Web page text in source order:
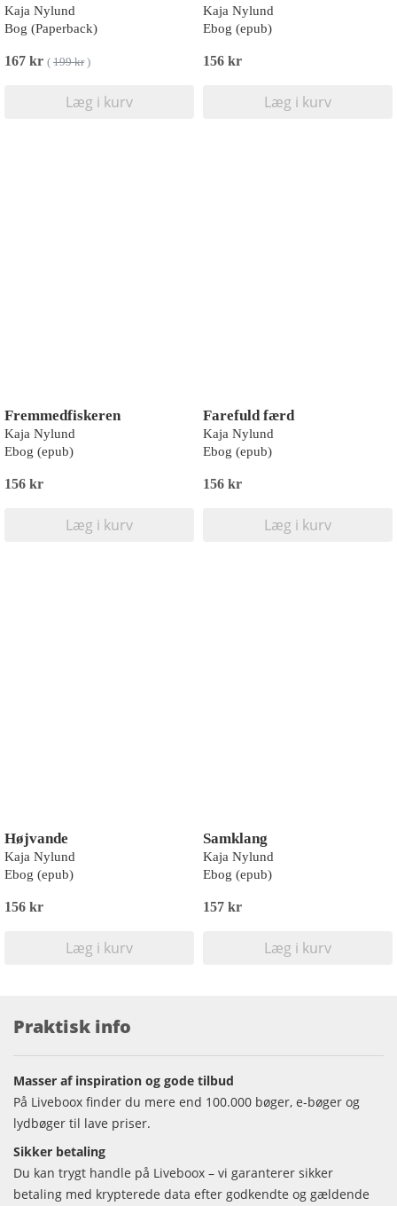
Kaja Nylund
Bog (Paperback)
167 kr ( 199 kr)
Læg i kurv
Kaja Nylund
Ebog (epub)
156 kr
Læg i kurv
Fremmedfiskeren
Kaja Nylund
Ebog (epub)
156 kr
Læg i kurv
Farefuld færd
Kaja Nylund
Ebog (epub)
156 kr
Læg i kurv
Højvande
Kaja Nylund
Ebog (epub)
156 kr
Læg i kurv
Samklang
Kaja Nylund
Ebog (epub)
157 kr
Læg i kurv
Praktisk info
Masser af inspiration og gode tilbud
På Liveboox finder du mere end 100.000 bøger, e-bøger og
lydbøger til lave priser.
Sikker betaling
Du kan trygt handle på Liveboox – vi garanterer sikker
betaling med krypterede data efter godkendte og gældende